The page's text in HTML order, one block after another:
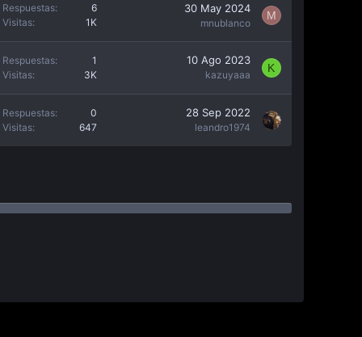
Respuestas
6
Visitas
1K
30 May 2024
mnublanco
M
Respuestas
1
Visitas
3K
10 Ago 2023
kazuyaaa
K
Respuestas
0
Visitas
647
28 Sep 2022
leandro1974